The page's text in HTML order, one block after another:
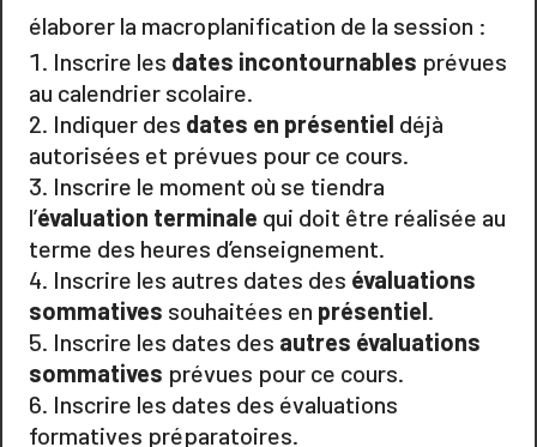
élaborer la macroplanification de la session :
Inscrire les dates incontournables prévues
au calendrier scolaire.
Indiquer des dates en présentiel déjà
autorisées et prévues pour ce cours.
Inscrire le moment où se tiendra
l’évaluation terminale qui doit être réalisée au
terme des heures d’enseignement.
Inscrire les autres dates des évaluations
sommatives souhaitées en présentiel.
Inscrire les dates des autres évaluations
sommatives prévues pour ce cours.
Inscrire les dates des évaluations
formatives préparatoires.